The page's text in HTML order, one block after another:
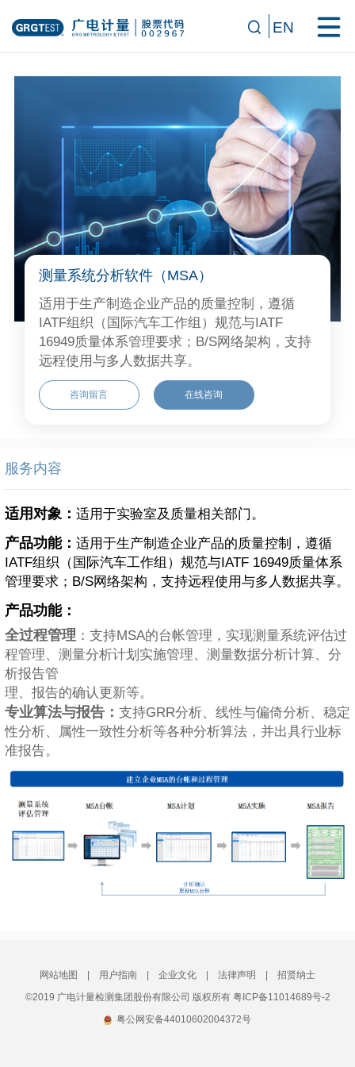
EN
测量系统分析软件（MSA）
适用于生产制造企业产品的质量控制，遵循
IATF组织（国际汽车工作组）规范与IATF
16949质量体系管理要求；B/S网络架构，支持
远程使用与多人数据共享。
咨询留言 在线咨询
服务内容
适用对象： 适用于实验室及质量相关部门。
产品功能： 适用于生产制造企业产品的质量控制，遵循
IATF组织（国际汽车工作组）规范与IATF 16949质量体系
管理要求；B/S网络架构，支持远程使用与多人数据共享。
产品功能：
全过程管理 ：支持MSA的台帐管理，实现测量系统评估过
程管理、测量分析计划实施管理、测量数据分析计算、分
析报告管
理、报告的确认更新等。
专业算法与报告： 支持GRR分析、线性与偏倚分析、稳定
性分析、属性一致性分析等各种分析算法，并出具行业标
准报告。
网站地图 用户指南 企业文化 法律声明
招贤纳士
©2019 广电计量检测集团股份有限公司 版权所有 粤ICP备11014689号-2
粤公网安备44010602004372号